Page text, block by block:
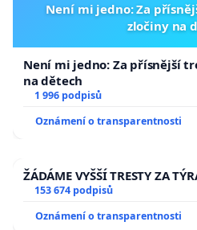
Není mi jedno: Za
zločiny na
Není mi jedno: Za přísnější
na dětech
1 996 podpisů
Oznámení o transparentnosti
ŽÁDÁME VYŠŠÍ TRESTY ZA
153 674 podpisů
Oznámení o transparentnosti